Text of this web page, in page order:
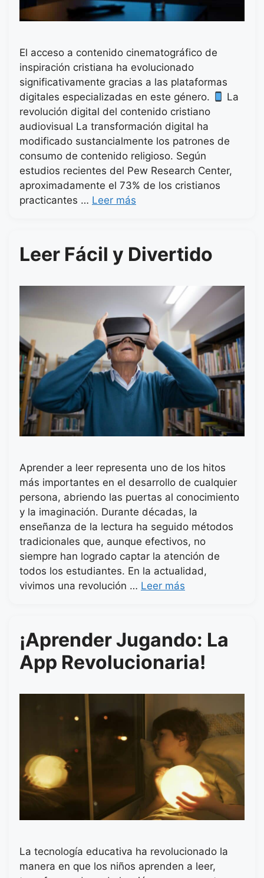
El acceso a contenido cinematográfico de
inspiración cristiana ha evolucionado
significativamente gracias a las plataformas
digitales especializadas en este género.
La
revolución digital del contenido cristiano
audiovisual La transformación digital ha
modificado sustancialmente los patrones de
consumo de contenido religioso. Según
estudios recientes del Pew Research Center,
aproximadamente el 73% de los cristianos
practicantes … Leer más
Leer Fácil y Divertido
Aprender a leer representa uno de los hitos
más importantes en el desarrollo de cualquier
persona, abriendo las puertas al conocimiento
y la imaginación. Durante décadas, la
enseñanza de la lectura ha seguido métodos
tradicionales que, aunque efectivos, no
siempre han logrado captar la atención de
todos los estudiantes. En la actualidad,
vivimos una revolución … Leer más
¡Aprender Jugando: La
App Revolucionaria!
La tecnología educativa ha revolucionado la
manera en que los niños aprenden a leer,